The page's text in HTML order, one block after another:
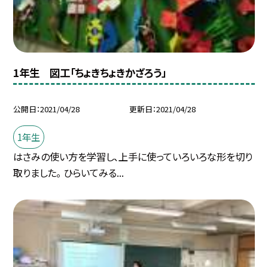
1年生 図工「ちょきちょきかざろう」
公開日 2021/04/28 更新日 2021/04/28
1年生
はさみの使い方を学習し、上手に使っていろいろな形を切り
取りました。 ひらいてみる...